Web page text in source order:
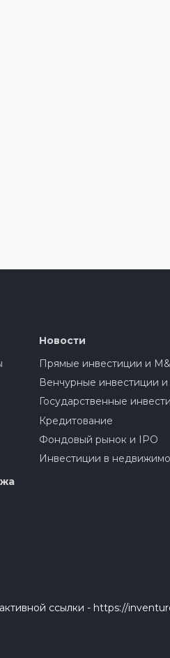
Новости
Прямые инвестиции и
Венчурные инвестиции и
Государственные
Кредитование
Фондовый рынок и IPO
Инвестиции в
ссылки - https://